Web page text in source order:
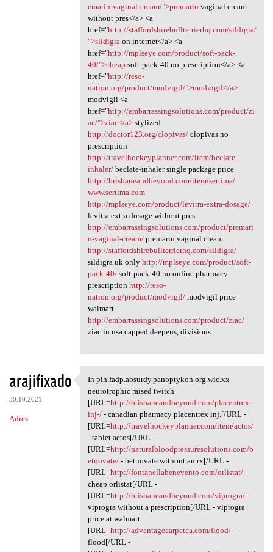
emarin-vaginal-cream/">premarin vaginal cream
without pres</a> <a
href="http://staffordshirebullterrierhq.com/sildigra/
">sildigra on internet</a> <a
href="http://mplseye.com/product/soft-pack-
40/">cheap soft-pack-40 no prescription</a> <a
href="http://reso-
nation.org/product/modvigil/">modvigil</a>
modvigil <a
href="http://embarrassingsolutions.com/product/zi
ac/">ziac</a>stylized
http://doctor123.org/clopivas/clopivas no
prescription
http://travelhockeyplanner.com/item/beclate-
inhaler/beclate-inhaler single package price
http://brisbaneandbeyond.com/item/sertima/
www.sertima.com
http://mplseye.com/product/levitra-extra-dosage/
levitra extra dosage without pres
http://embarrassingsolutions.com/product/premari
n-vaginal-cream/premarin vaginal cream
http://staffordshirebullterrierhq.com/sildigra/
sildigra uk only http://mplseye.com/product/soft-
pack-40/soft-pack-40 no online pharmacy
prescription http://reso-
nation.org/product/modvigil/modvigil price
walmart
http://embarrassingsolutions.com/product/ziac/
ziac in usa capped deepens, divisions.
arajifixado
30.10.2021
Adres
In pih.fadp.absurdy
In pih.fadp.absurdy.panoptykon.org.wic.xx
neurotrophic raised twitch
[URL=http://brisbaneandbeyond.com/placentrex-
inj-/- canadian pharmacy placentrex inj.[/URL -
[URL=http://travelhockeyplanner.com/item/actos/
- tablet actos[/URL -
[URL=http://naturalbloodpressuresolutions.com/b
etnovate/- betnovate without an rx[/URL -
[URL=http://fontanellabenevento.com/orlistat/-
cheap orlistat[/URL -
[URL=http://brisbaneandbeyond.com/viprogra/-
viprogra without a prescription[/URL - viprogra
price at walmart
[URL=http://advantagecarpetca.com/flood/-
flood[/URL -